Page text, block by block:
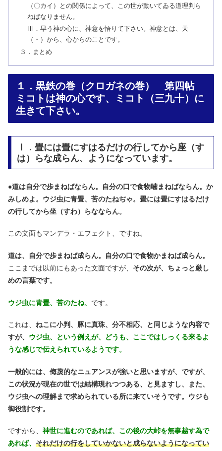
（〇カイ）との関係によって、この世が動いてゐる道理判ら
ねばなりません。
Ⅲ．早う神の心に、神意を悟りて下さい。神意とは、天
（・）から、心からのことです。
３．まとめ
１．黒鉄の巻（クロガネの巻） 第四帖
ミコトは神の心です、ミコト（三九十）に
生きて下さい。
Ⅰ．畳には畳にすはるだけの行してから座（す
は）らな成らん、ようになっています。
●道は自分で歩まねばならん。自分の口で食物噛まねばならん。か
みしめよ。ウジ虫に青畳、苦のたねぢゃ。畳には畳にすはるだけ
の行してから坐（すわ）らなならん。
この文面もマンデラ・エフェクト、ですね。
道は、自分で歩まねば成らん。自分の口で食物かまねば成らん。
ここまでは以前にもあった文面ですが、 その次が、ちょっと厳し
めの言葉です。
ウジ虫に青畳、苦のたね、 です。
これは、 ねこに小判、豚に真珠、分不相応、と同じような内容で
すが、 ウジ虫、という例えが、
どうも、ここではしっくる来るよ
うな感じで伝えられているようです。
一般的には、侮蔑的なニュアンスが強いと思いますが、ですが、
この状況が現在の世では結構現れつつある、と見ますし、また、
ウジ虫への理解まで求められている所に来ていそうです。ウジも
御役割です。
ですから、 神世に進むのであれば、この後の大峠を無事越す為で
あれば、 それだけの行をしていかないと成らないようになってい